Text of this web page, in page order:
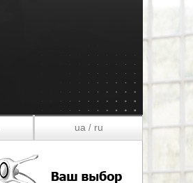
ua/ ru